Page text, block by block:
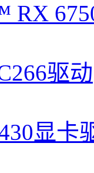
RX
驱动
显卡